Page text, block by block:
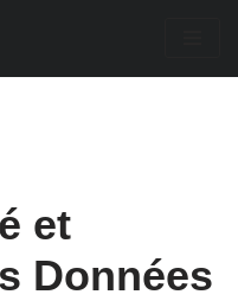
et
Données